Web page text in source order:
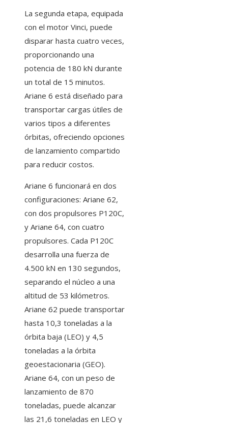
La segunda etapa, equipada
con el motor Vinci, puede
disparar hasta cuatro veces,
proporcionando una
potencia de 180 kN durante
un total de 15 minutos.
Ariane 6 está diseñado para
transportar cargas útiles de
varios tipos a diferentes
órbitas, ofreciendo opciones
de lanzamiento compartido
para reducir costos.
Ariane 6 funcionará en dos
configuraciones: Ariane 62,
con dos propulsores P120C,
y Ariane 64, con cuatro
propulsores. Cada P120C
desarrolla una fuerza de
4.500 kN en 130 segundos,
separando el núcleo a una
altitud de 53 kilómetros.
Ariane 62 puede transportar
hasta 10,3 toneladas a la
órbita baja (LEO) y 4,5
toneladas a la órbita
geoestacionaria (GEO).
Ariane 64, con un peso de
lanzamiento de 870
toneladas, puede alcanzar
las 21,6 toneladas en LEO y